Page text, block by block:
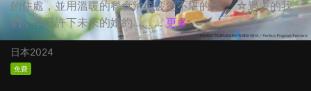
的住處，並用溫暖的餐食治癒疲憊不堪的他。 ☆過去的我
們，早已許下未來的婚約…… ... 更多
日本2024
免費